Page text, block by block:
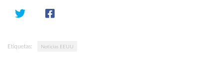
Etiquetas: Noticias EEUU